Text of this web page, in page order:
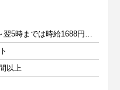
時給1350円～(22～翌5時までは時給1688円～)+交通費規定支給
以上